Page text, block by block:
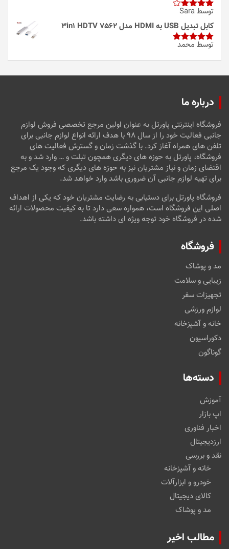
امتیاز4
از 5
توسط Sara
کابل تبدیل USB به HDMI مدل 3in1 HDTV 7562
امتیاز5از
توسط محمد
درباره ما
فروشگاه اینترنتی پاورتل به عنوان اولین مرجع تخصصی فروش لوازم
جانبی فعالیت خود را از سال ۹۸ با هدف ارائه انواع لوازم جانبی برای
تلفن های همراه آغاز کرد. با گذشت زمان و گسترش فعالیت های
فروشگاه، پاورتل به حوزه های دیگری همچون تبلت و … وارد شد و به
اقتضای زمان و نیاز مشتریان نیز به حوزه های دیگری که وجود یک مرجع
برای تهیه لوازم جانبی آن ضروری باشد وارد خواهد شد.
فروشگاه پاورتل برای دستیابی به رضایت مشتریان خود که یکی از اهداف
اصلی این فروشگاه است، همواره سعی دارد تا به کیفیت محصولات ارائه
شده در فروشگاه خود توجه ویژه ای داشته باشد.
فروشگاه
مد و پوشاک
زیبایی و سلامت
تجهیزات سفر
لوازم ورزشی
خانه و آشپزخانه
دکوراسیون
گوناگون
دسته‌ها
آموزش
اپ بازار
اخبار فناوری
ارزدیجیتال
نقد و بررسی
خانه و آشپزخانه
خودرو و ابزارآلات
کالای دیجیتال
مد و پوشاک
مطالب اخیر